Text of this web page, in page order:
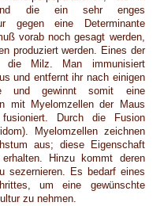
die ein sehr enges
gegen eine Determinante
vorab noch gesagt werden,
produziert werden. Eines der
die Milz. Man immunisiert
und entfernt ihr nach einigen
und gewinnt somit eine
mit Myelomzellen der Maus
Durch die Fusion
Myelomzellen zeichnen
aus; diese Eigenschaft
Hinzu kommt deren
sezernieren. Es bedarf eines
um eine gewünschte
zu nehmen.